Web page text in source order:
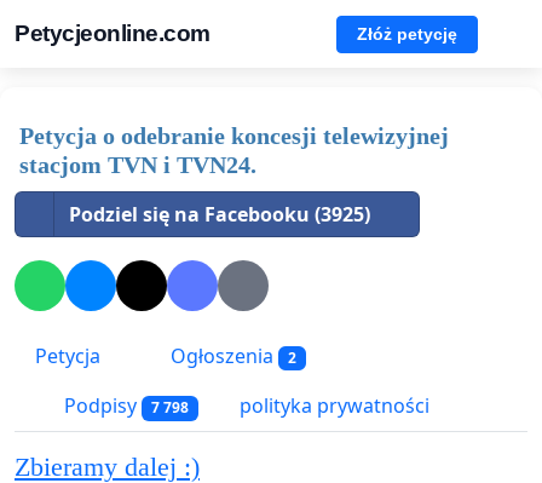
Petycjeonline.com Złóż petycję
Petycja o odebranie koncesji telewizyjnej
stacjom TVN i TVN24.
Podziel się na Facebooku (3925)
Petycja Ogłoszenia 2
Podpisy 7 798 polityka prywatności
Zbieramy dalej :)